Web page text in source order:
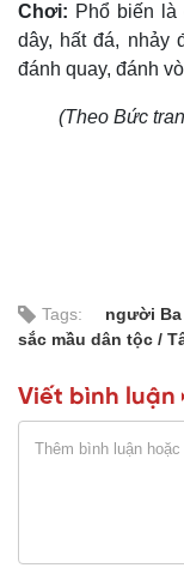
Chơi: Phổ biến
dây, hất đá, nhảy
đánh quay, đánh
(Theo Bức
Tags: người Ba
sắc mầu dân tộc
Viết bình luận